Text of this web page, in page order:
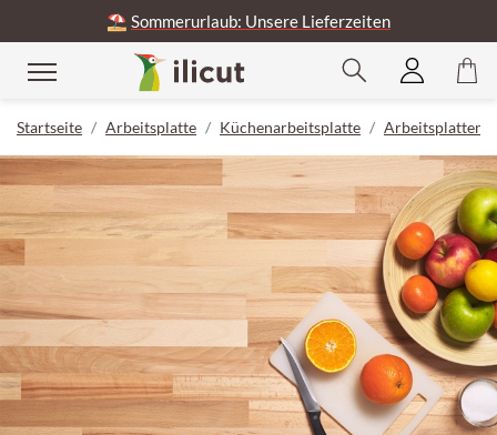
⛱️ Sommerurlaub: Unsere Lieferzeiten
Startseite Arbeitsplatte Küchenarbeitsplatte Arbeitsplatten